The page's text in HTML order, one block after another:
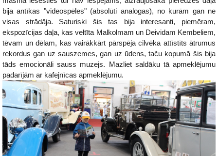
bija antīkas "videospēles" (absolūti analogas), no kurām gan ne
visas strādāja. Saturiski šis tas bija interesanti, piemēram,
ekspozīcijas daļa, kas veltīta Malkolmam un Deividam Kembeliem,
tēvam un dēlam, kas vairākkārt pārspēja cilvēka attīstīts ātrumus
rekordus gan uz sauszemes, gan uz ūdens, taču kopumā šis bija
tāds emocionāli sauss muzejs. Mazliet saldāku tā apmeklējumu
padarījām ar kafejnīcas apmeklējumu.